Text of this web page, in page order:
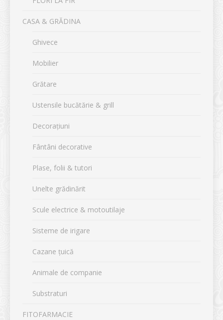
CASA & GRĂDINA
Ghivece
Mobilier
Grătare
Ustensile bucătărie & grill
Decorațiuni
Fântâni decorative
Plase, folii & tutori
Unelte grădinărit
Scule electrice & motoutilaje
Sisteme de irigare
Cazane țuică
Animale de companie
Substraturi
FITOFARMACIE